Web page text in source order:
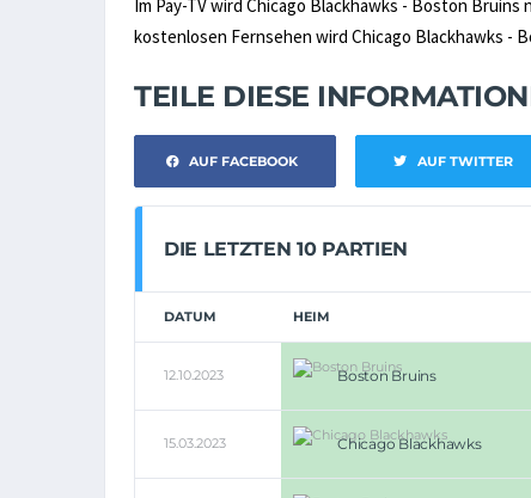
Im Pay-TV wird Chicago Blackhawks - Boston Bruins
kostenlosen Fernsehen wird Chicago Blackhawks -
TEILE DIESE
AUF FACEBOOK AUF TWITTER
DIE LETZTEN 10 PARTIEN
DATUM HEIM
12.10.2023 Boston Bruins
15.03.2023 Chicago Blackhawks